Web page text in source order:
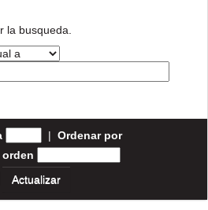
la busqueda.
| Ordenar por
orden